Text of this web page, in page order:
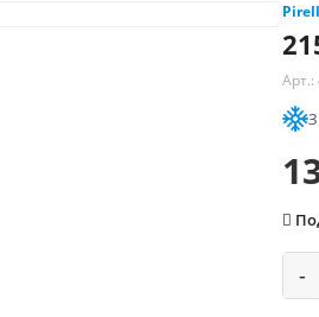
Арт.:
-